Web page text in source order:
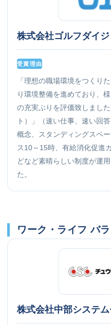
株式会社ゴルフダイ
受賞理由
「理想の職場環境をつくり
り環境整備を進めており、
の充実ぶりを評価致しまし
ト）」（速い仕事、速い回
概念、スタンディングスペ
ス10～15時、有給消化促進
どなど素晴らしい制度が運
た。
ワーク・ライフ バ
株式会社中部システ